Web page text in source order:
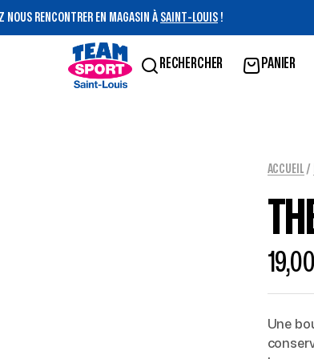
PROFITEZ D'UN SERVICE DE HAUTE QUALITÉ !
RECHERCHER PANIER
ACCUEIL /
19,00
Une